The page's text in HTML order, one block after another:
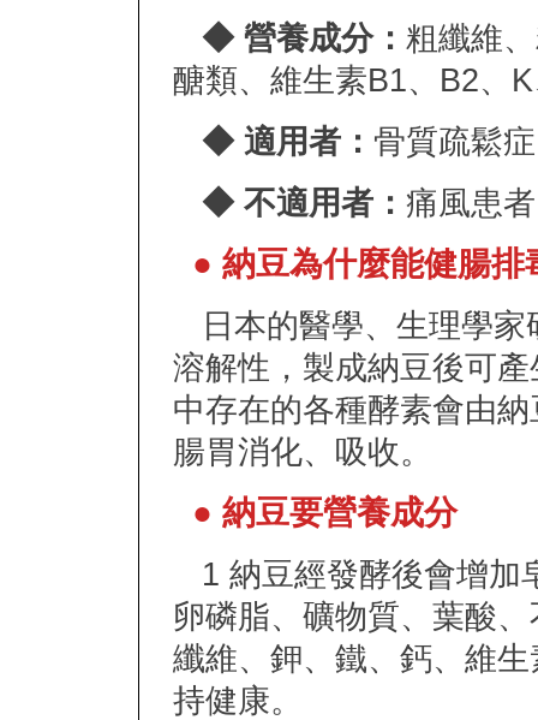
◆ 營養成分： 粗纖維
醣類、維生素B1、B2、
◆ 適用者： 骨質疏鬆
◆ 不適用者： 痛風患者
● 納豆為什麼能健腸排
日本的醫學、生理學家
溶解性，製成納豆後可
中存在的各種酵素會由
腸胃消化、吸收。
● 納豆要營養成分
1 納豆經發酵後會增加
卵磷脂、礦物質、葉酸
纖維、鉀、鐵、鈣、維
持健康。